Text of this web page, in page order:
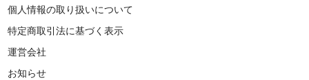
個人情報の取り扱いについて
特定商取引法に基づく表示
運営会社
お知らせ